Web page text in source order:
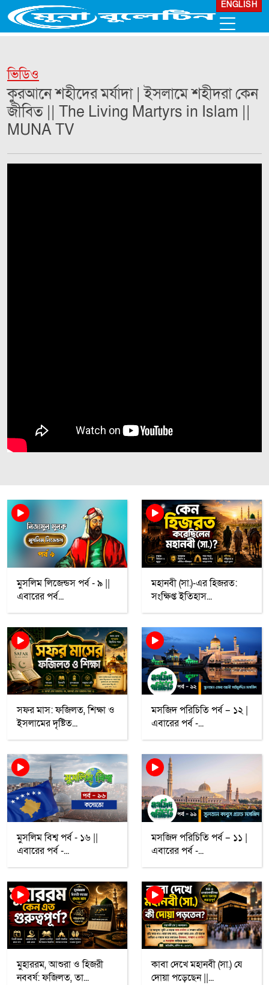
ENGLISH
ভিডিও
কুরআনে শহীদের মর্যাদা | ইসলামে শহীদরা কেন
জীবিত || The Living Martyrs in Islam ||
MUNA TV
মুসলিম লিজেন্ডস পর্ব - ৯ ||
এবারের পর্ব...
মহানবী (সা.)-এর হিজরত:
সংক্ষিপ্ত ইতিহাস...
সফর মাস: ফজিলত, শিক্ষা ও
ইসলামের দৃষ্টিত...
মসজিদ পরিচিতি পর্ব – ১২ |
এবারের পর্ব -...
মুসলিম বিশ্ব পর্ব - ১৬ ||
এবারের পর্ব -...
মসজিদ পরিচিতি পর্ব – ১১ |
এবারের পর্ব -...
মুহাররম, আশুরা ও হিজরী
নববর্ষ: ফজিলত, তা...
কাবা দেখে মহানবী (সা.) যে
দোয়া পড়েছেন ||...